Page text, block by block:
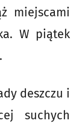
miejscami
W piątek
deszczu i
suchych